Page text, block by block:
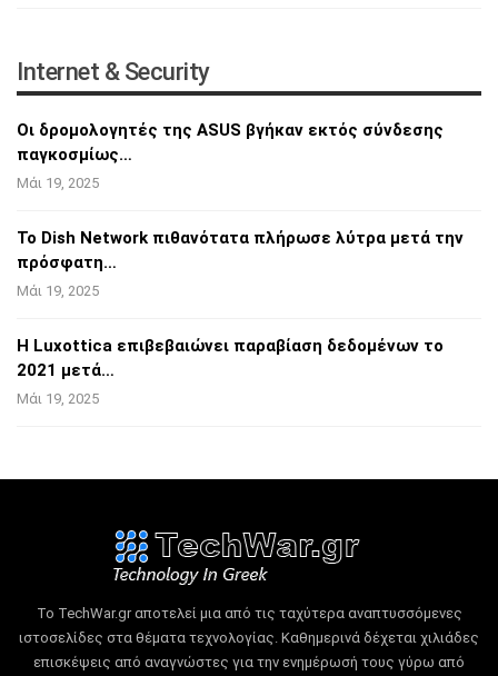
Internet & Security
Οι δρομολογητές της ASUS βγήκαν εκτός σύνδεσης
παγκοσμίως…
Μάι 19, 2025
Το Dish Network πιθανότατα πλήρωσε λύτρα μετά την
πρόσφατη…
Μάι 19, 2025
Η Luxottica επιβεβαιώνει παραβίαση δεδομένων το
2021 μετά…
Μάι 19, 2025
Το TechWar.gr αποτελεί μια από τις ταχύτερα αναπτυσσόμενες
ιστοσελίδες στα θέματα τεχνολογίας. Καθημερινά δέχεται χιλιάδες
επισκέψεις από αναγνώστες για την ενημέρωσή τους γύρω από